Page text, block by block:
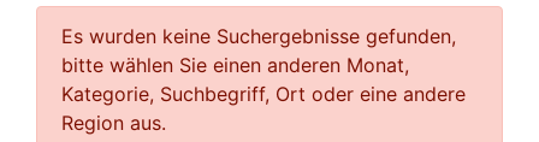
Es wurden keine Suchergebnisse gefunden,
bitte wählen Sie einen anderen Monat,
Kategorie, Suchbegriff, Ort oder eine andere
Region aus.